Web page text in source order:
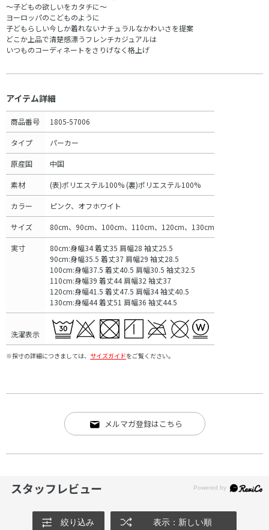
～子どもの欲しいをカタチに～
ヨーロッパのこどものように
子どもらしい今しか着れないナチュラルなかわいさを提案
どこか上品で清楚感漂うフレンチカジュアルは
いつものコーディネートをさりげなく格上げ
アイテム詳細
商品番号 1805-57006
タイプ パーカー
原産国 中国
素材 (表)ポリエステル100% (裏)ポリエステル100%
カラー ピンク、オフホワイト
サイズ 80cm、90cm、100cm、110cm、120cm、130cm
実寸
80cm:身幅34 着丈35 肩幅28 袖丈25.5
90cm:身幅35.5 着丈37 肩幅29 袖丈28.5
100cm:身幅37.5 着丈40.5 肩幅30.5 袖丈32.5
110cm:身幅39 着丈44 肩幅32 袖丈37
120cm:身幅41.5 着丈47.5 肩幅34 袖丈40.5
130cm:身幅44 着丈51 肩幅36 袖丈44.5
洗濯表示
※採寸の詳細につきましては、 サイズガイドをご覧ください。
メルマガ登録はこちら
スタッフレビュー
絞り込み 表示：新しい順